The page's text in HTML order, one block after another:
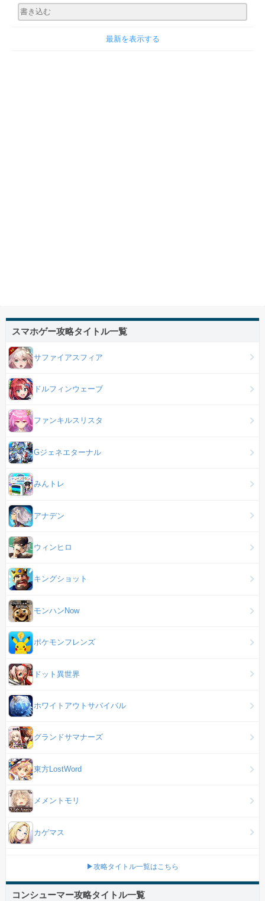
最新を表示する
スマホゲー攻略タイトル一覧
サファイアスフィア
ドルフィンウェーブ
ファンキルスリスタ
Gジェネエターナル
みんトレ
アナデン
ウィンヒロ
キングショット
モンハンNow
ポケモンフレンズ
ドット異世界
ホワイトアウトサバイバル
グランドサマナーズ
東方LostWord
メメントモリ
カゲマス
▶攻略タイトル一覧はこちら
コンシューマー攻略タイトル一覧